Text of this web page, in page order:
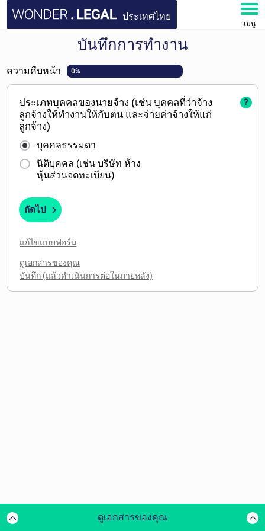
ประเทศไทย
เมนู
เอกสาร
คำถามที่พบบ่อย
บัญชีของฉัน
บันทึกการทำงาน
ความคืบหน้า 0%
ประเภทบุคคลของนายจ้าง (เช่น บุคคลที่ว่าจ้าง
ลูกจ้างให้ทำงานให้กับตน และจ่ายค่าจ้างให้แก่
ลูกจ้าง)
บุคคลธรรมดา
นิติบุคคล (เช่น บริษัท ห้าง
หุ้นส่วนจดทะเบียน)
?
ถัดไป
แก้ไขแบบฟอร์ม
ดูเอกสารของคุณ
ดูเอกสารของคุณ